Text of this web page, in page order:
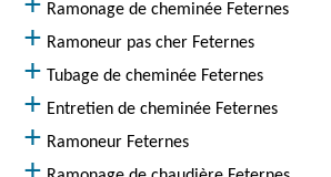
Ramonage de cheminée Feternes
Ramoneur pas cher Feternes
Tubage de cheminée Feternes
Entretien de cheminée Feternes
Ramoneur Feternes